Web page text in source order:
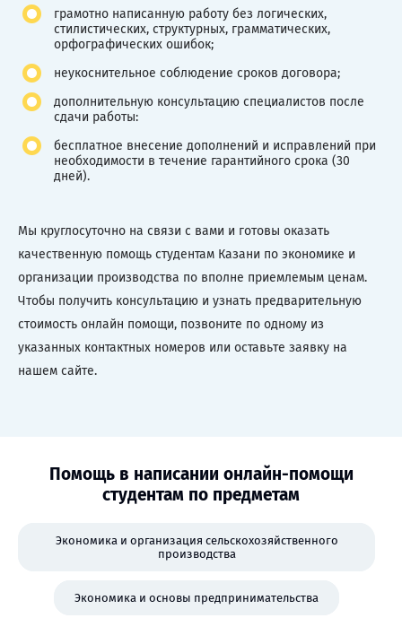
грамотно написанную работу без логических,
стилистических, структурных, грамматических,
орфографических ошибок;
неукоснительное соблюдение сроков договора;
дополнительную консультацию специалистов после
сдачи работы:
бесплатное внесение дополнений и исправлений при
необходимости в течение гарантийного срока (30
дней).
Мы круглосуточно на связи с вами и готовы оказать
качественную помощь студентам Казани по экономике и
организации производства по вполне приемлемым ценам.
Чтобы получить консультацию и узнать предварительную
стоимость онлайн помощи, позвоните по одному из
указанных контактных номеров или оставьте заявку на
нашем сайте.
Помощь в написании онлайн-помощи
студентам по предметам
Экономика и организация сельскохозяйственного
производства
Экономика и основы предпринимательства